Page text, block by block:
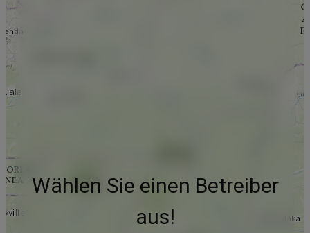
Wählen Sie einen Betreiber
aus!